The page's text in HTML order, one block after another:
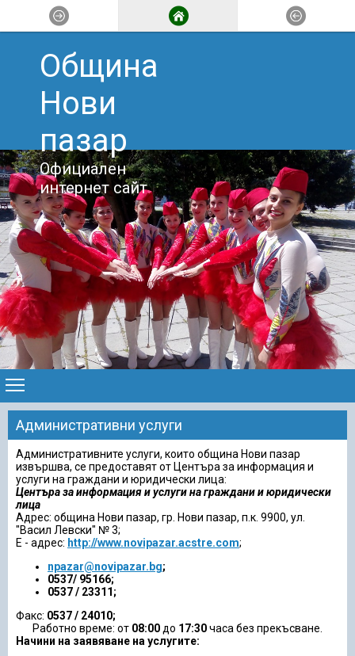
Община
Нови
пазар
Официален
интернет сайт
Административни услуги
Административните услуги, които община Нови пазар
извършва, се предоставят от Центъра за информация и
услуги на граждани и юридически лица:
Центъра за информация и услуги на граждани и юридически
лица
Адрес: община Нови пазар, гр. Нови пазар, п.к. 9900, ул.
"Васил Левски" № 3;
Е - адрес: http://www.novipazar.acstre.com;
npazar@novipazar.bg;
0537/ 95166;
0537 / 23311;
Факс: 0537 / 24010;
Работно време: от 08:00 до 17:30часа без прекъсване.
Начини на заявяване на услугите: